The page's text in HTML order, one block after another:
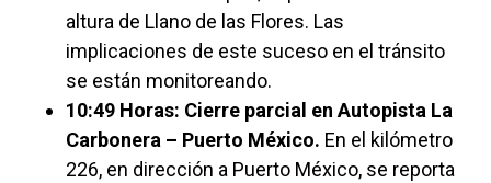
altura de Llano de las Flores. Las
implicaciones de este suceso en el tránsito
se están monitoreando.
10:49 Horas: Cierre parcial en Autopista La
Carbonera – Puerto México. En el kilómetro
226, en dirección a Puerto México, se reporta